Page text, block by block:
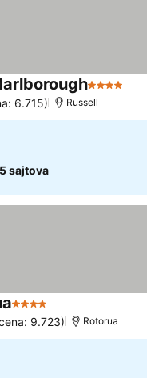
4 Zvezdice
6.715) Russell
5 sajtova
4 Zvezdice
9.723) Rotorua